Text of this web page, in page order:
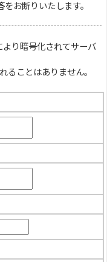
お断りいたします。
より暗号化されてサーバ
ることはありません。